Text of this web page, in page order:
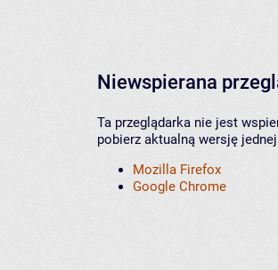
Niewspierana
Ta przeglądarka nie jest
pobierz aktualną wersję
Mozilla Firefox
Google Chrome